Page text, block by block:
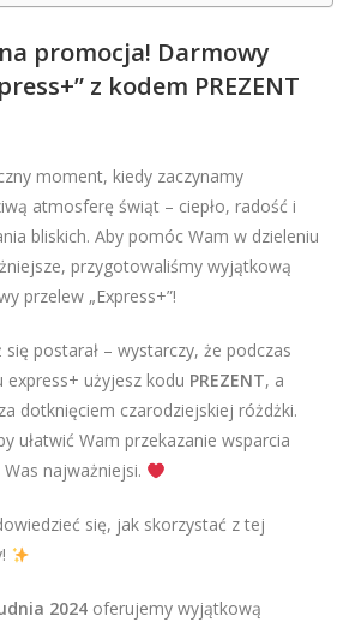
promocja! Darmowy
z kodem PREZENT
moment, kiedy zaczynamy
atmosferę świąt – ciepło, radość i
bliskich. Aby pomóc Wam w dzieleniu
przygotowaliśmy wyjątkową
przelew „Express+”!
się postarał – wystarczy, że podczas
express+ użyjesz kodu PREZENT, a
dotknięciem czarodziejskiej różdżki.
ułatwić Wam przekazanie wsparcia
najważniejsi.
się, jak skorzystać z tej
2024 oferujemy wyjątkową